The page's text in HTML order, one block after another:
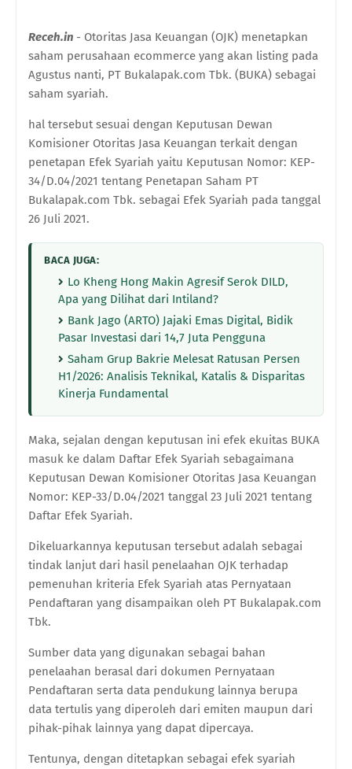
Receh.in - Otoritas Jasa Keuangan (OJK) menetapkan
saham perusahaan ecommerce yang akan listing pada
Agustus nanti, PT Bukalapak.com Tbk. (BUKA) sebagai
saham syariah.
hal tersebut sesuai dengan Keputusan Dewan
Komisioner Otoritas Jasa Keuangan terkait dengan
penetapan Efek Syariah yaitu Keputusan Nomor: KEP-
34/D.04/2021 tentang Penetapan Saham PT
Bukalapak.com Tbk. sebagai Efek Syariah pada tanggal
26 Juli 2021.
BACA JUGA:
Lo Kheng Hong Makin Agresif Serok DILD,
Apa yang Dilihat dari Intiland?
Bank Jago (ARTO) Jajaki Emas Digital, Bidik
Pasar Investasi dari 14,7 Juta Pengguna
Saham Grup Bakrie Melesat Ratusan Persen
H1/2026: Analisis Teknikal, Katalis & Disparitas
Kinerja Fundamental
Maka, sejalan dengan keputusan ini efek ekuitas BUKA
masuk ke dalam Daftar Efek Syariah sebagaimana
Keputusan Dewan Komisioner Otoritas Jasa Keuangan
Nomor: KEP-33/D.04/2021 tanggal 23 Juli 2021 tentang
Daftar Efek Syariah.
Dikeluarkannya keputusan tersebut adalah sebagai
tindak lanjut dari hasil penelaahan OJK terhadap
pemenuhan kriteria Efek Syariah atas Pernyataan
Pendaftaran yang disampaikan oleh PT Bukalapak.com
Tbk.
Sumber data yang digunakan sebagai bahan
penelaahan berasal dari dokumen Pernyataan
Pendaftaran serta data pendukung lainnya berupa
data tertulis yang diperoleh dari emiten maupun dari
pihak-pihak lainnya yang dapat dipercaya.
Tentunya, dengan ditetapkan sebagai efek syariah